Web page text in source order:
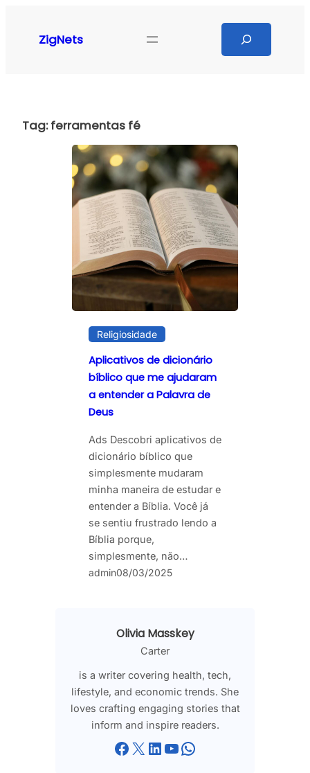
ZigNets
Tag:ferramentas fé
Religiosidade
Aplicativos de dicionário
bíblico que me ajudaram
a entender a Palavra de
Deus
Ads Descobri aplicativos de
dicionário bíblico que
simplesmente mudaram
minha maneira de estudar e
entender a Bíblia. Você já
se sentiu frustrado lendo a
Bíblia porque,
simplesmente, não…
admin08/03/2025
Olivia Masskey
Carter
is a writer covering health, tech,
lifestyle, and economic trends. She
loves crafting engaging stories that
inform and inspire readers.
Facebook X LinkedIn YouTube WhatsApp